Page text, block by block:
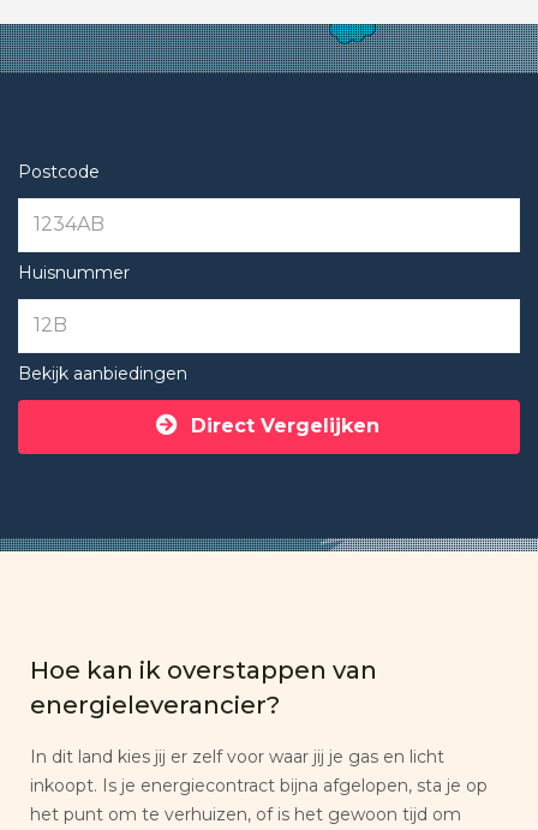
Postcode
Huisnummer
Bekijk aanbiedingen
Direct Vergelijken
Hoe kan ik overstappen van
energieleverancier?
In dit land kies jij er zelf voor waar jij je gas en licht
inkoopt. Is je energiecontract bijna afgelopen, sta je op
het punt om te verhuizen, of is het gewoon tijd om